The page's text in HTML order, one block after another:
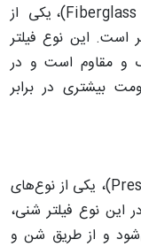
(Fiberglass Sand Filter)، یکی از
است. این نوع فیلتر
و مقاوم است و در
بیشتری در برابر
فیلتر شنی تحت فشار (Pressure Sand Filter)، یکی از نوع‌های
این نوع فیلتر شنی،
و از طریق شن و